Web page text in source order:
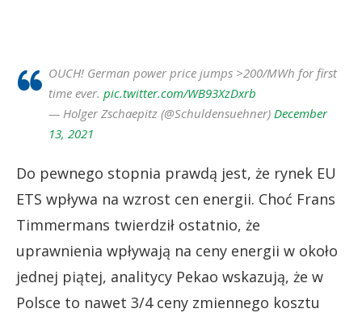
OUCH! German power price jumps >200/MWh for first
time ever. pic.twitter.com/WB93XzDxrb
— Holger Zschaepitz (@Schuldensuehner) December
13, 2021
Do pewnego stopnia prawdą jest, że rynek EU
ETS wpływa na wzrost cen energii. Choć Frans
Timmermans twierdził ostatnio, że
uprawnienia wpływają na ceny energii w około
jednej piątej, analitycy Pekao wskazują, że w
Polsce to nawet 3/4 ceny zmiennego kosztu